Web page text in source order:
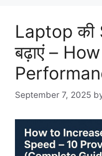
Laptop
बढ़ाएं –
September 7, 2025